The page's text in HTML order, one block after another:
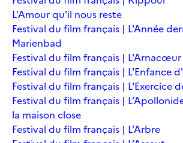
L'Amour qu'il nous reste
Festival du film français | L'Année
Marienbad
Festival du film français | L'Arnacœur
Festival du film français | L'Enfance
Festival du film français | L'Exercice
Festival du film français |
la maison close
Festival du film français | L’Arbre